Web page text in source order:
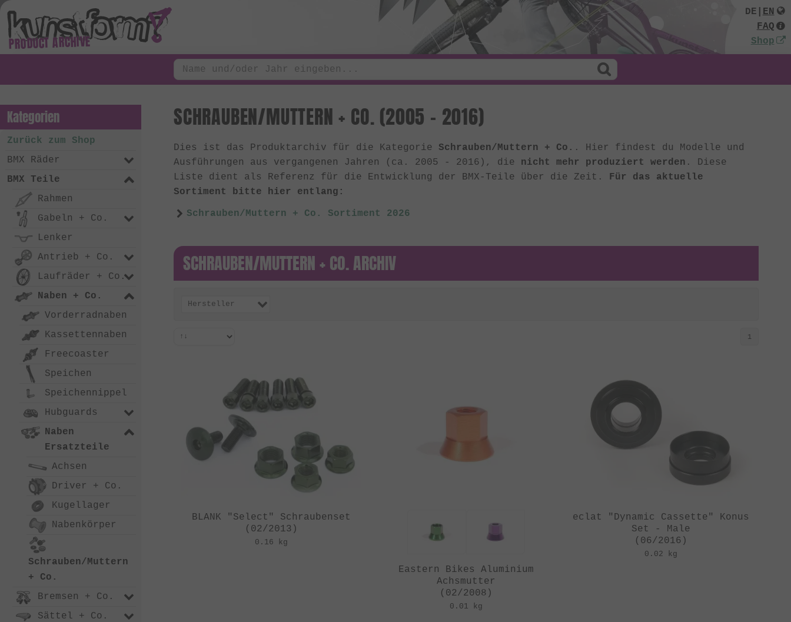
PRODUCT ARCHIVE
DE
EN
FAQ
Shop
SCHRAUBEN/MUTTERN + CO. (2005 - 2016)
Dies ist das Produktarchiv für die Kategorie Schrauben/Muttern + Co. . Hier findest du Modelle und
Ausführungen aus vergangenen Jahren (ca. 2005 - 2016), die nicht mehr produziert werden . Diese
Liste dient als Referenz für die Entwicklung der BMX-Teile über die Zeit. Für das aktuelle
Sortiment bitte hier entlang:
Schrauben/Muttern + Co. Sortiment 2026
SCHRAUBEN/MUTTERN + CO. ARCHIV
Hersteller
1
BLANK "Select" Schraubenset
(02/2013)
0.16 kg
Eastern Bikes Aluminium
Achsmutter
(02/2008)
0.01 kg
eclat "Dynamic Cassette" Konus
Set - Male
(06/2016)
0.02 kg
Kategorien
Zurück zum Shop
BMX Räder
BMX Teile
Rahmen
Gabeln + Co.
Lenker
Antrieb + Co.
Laufräder + Co.
Naben + Co.
Vorderradnaben
Kassettennaben
Freecoaster
Speichen
Speichennippel
Hubguards
Naben
Ersatzteile
Achsen
Driver + Co.
Kugellager
Nabenkörper
Schrauben/Muttern
+ Co.
Bremsen + Co.
Sättel + Co.